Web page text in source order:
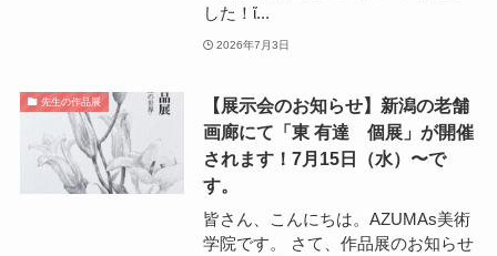
した！ἴ...
2026年7月3日
先生の作品展
【展示会のお知らせ】新潟の老舗
画廊にて「東 有達 個展」が開催
されます！7月15日（水）〜で
す。
皆さん、こんにちは。AZUMAs美術
学院です。 さて、作品展のお知らせ